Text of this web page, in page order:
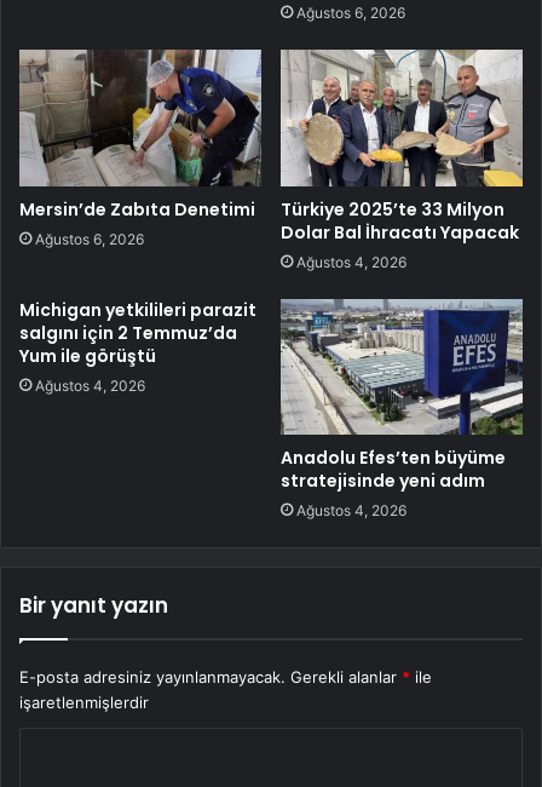
Ağustos 6, 2026
Mersin’de Zabıta Denetimi
Ağustos 6, 2026
Türkiye 2025’te 33 Milyon
Dolar Bal İhracatı Yapacak
Ağustos 4, 2026
Michigan yetkilileri parazit
salgını için 2 Temmuz’da
Yum ile görüştü
Ağustos 4, 2026
Anadolu Efes’ten büyüme
stratejisinde yeni adım
Ağustos 4, 2026
Bir yanıt yazın
E-posta adresiniz yayınlanmayacak. Gerekli alanlar * ile
işaretlenmişlerdir